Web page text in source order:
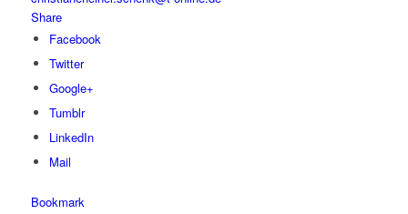
Share
Facebook
Twitter
Google+
Tumblr
LinkedIn
Mail
Bookmark